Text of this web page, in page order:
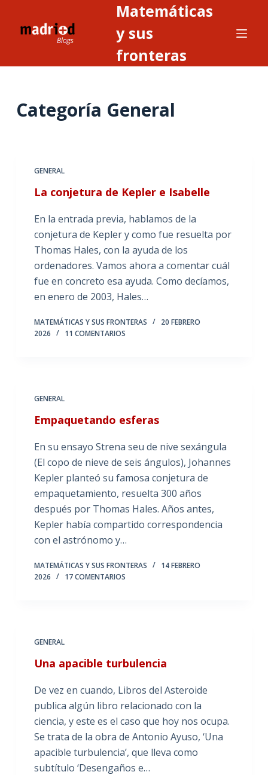
Matemáticas
y sus
fronteras
Categoría General
GENERAL
La conjetura de Kepler e Isabelle
En la entrada previa, hablamos de la
conjetura de Kepler y como fue resuelta por
Thomas Hales, con la ayuda de los
ordenadores. Vamos ahora a comentar cuál
fue en concreto esa ayuda. Como decíamos,
en enero de 2003, Hales…
MATEMÁTICAS Y SUS FRONTERAS
20 FEBRERO
2026
11 COMENTARIOS
GENERAL
Empaquetando esferas
En su ensayo Strena seu de nive sexángula
(El copo de nieve de seis ángulos), Johannes
Kepler planteó su famosa conjetura de
empaquetamiento, resuelta 300 años
después por Thomas Hales. Años antes,
Kepler había compartido correspondencia
con el astrónomo y…
MATEMÁTICAS Y SUS FRONTERAS
14 FEBRERO
2026
17 COMENTARIOS
GENERAL
Una apacible turbulencia
De vez en cuando, Libros del Asteroide
publica algún libro relacionado con la
ciencia, y este es el caso que hoy nos ocupa.
Se trata de la obra de Antonio Ayuso, ‘Una
apacible turbulencia’, que lleva como
subtítulo ‘Desengaños e…